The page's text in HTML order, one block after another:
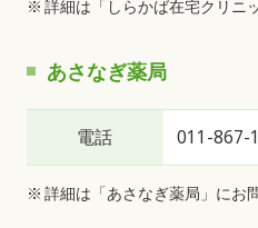
詳細は「しらかば在宅クリニ
あさなぎ薬局
電話 011-867-
詳細は「あさなぎ薬局」にお